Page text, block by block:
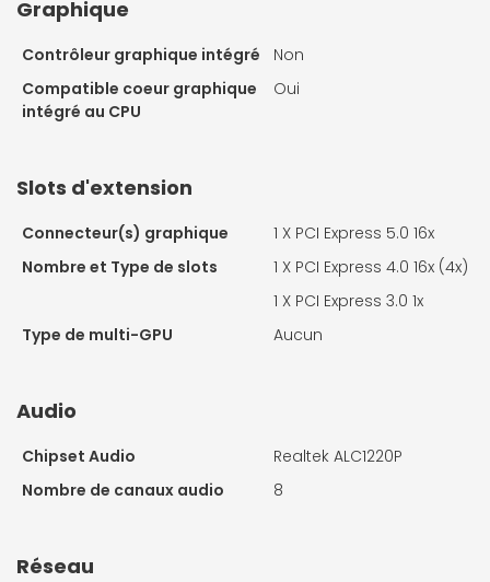
Graphique
Contrôleur graphique intégré
Non
Compatible coeur graphique
intégré au CPU
Oui
Slots d'extension
Connecteur(s) graphique 1 X PCI Express 5.0 16x
Nombre et Type de slots
1 X PCI Express 4.0 16x (4x)
1 X PCI Express 3.0 1x
Type de multi-GPU
Aucun
Audio
Chipset Audio
Realtek ALC1220P
Nombre de canaux audio
8
Réseau